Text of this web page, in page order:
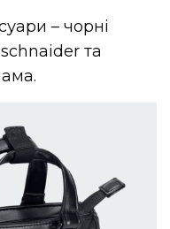
– чорні
та